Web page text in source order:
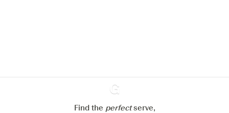
Ginventory
Find the perfectserve,